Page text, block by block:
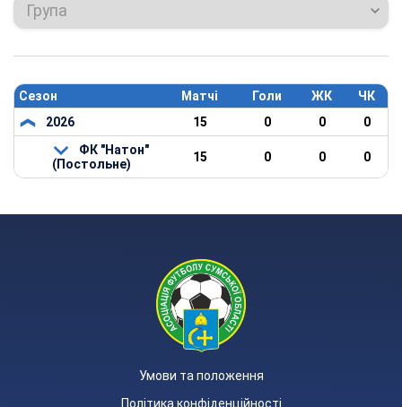
Група
Сезон Матчі Голи ЖК
ЧК
2026
15 0 0
0
ФК "Натон"
(Постольне)
15 0 0 0
Умови та положення
Політика конфіденційності